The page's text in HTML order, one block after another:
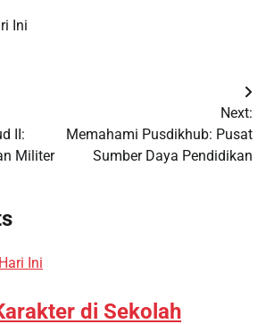
Ini
II:
Militer
Next:
Memahami Pusdikhub: Pusat
Sumber Daya Pendidikan
Ini
di Sekolah